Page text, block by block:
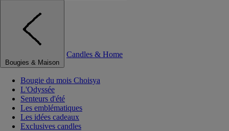
Bougies & Maison
Candles & Home
Bougie du mois Choisya
L'Odyssée
Senteurs d'été
Les emblématiques
Les idées cadeaux
Exclusives candles